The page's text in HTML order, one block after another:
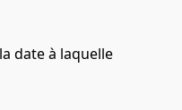
date à laquelle